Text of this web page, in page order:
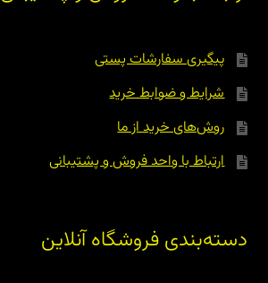
پیگیری سفارشات پستی
شرایط و ضوابط خرید
روش‌های خرید از ما
ارتباط با واحد فروش و پشتیبانی
دسته‌بندی فروشگاه آنلاین